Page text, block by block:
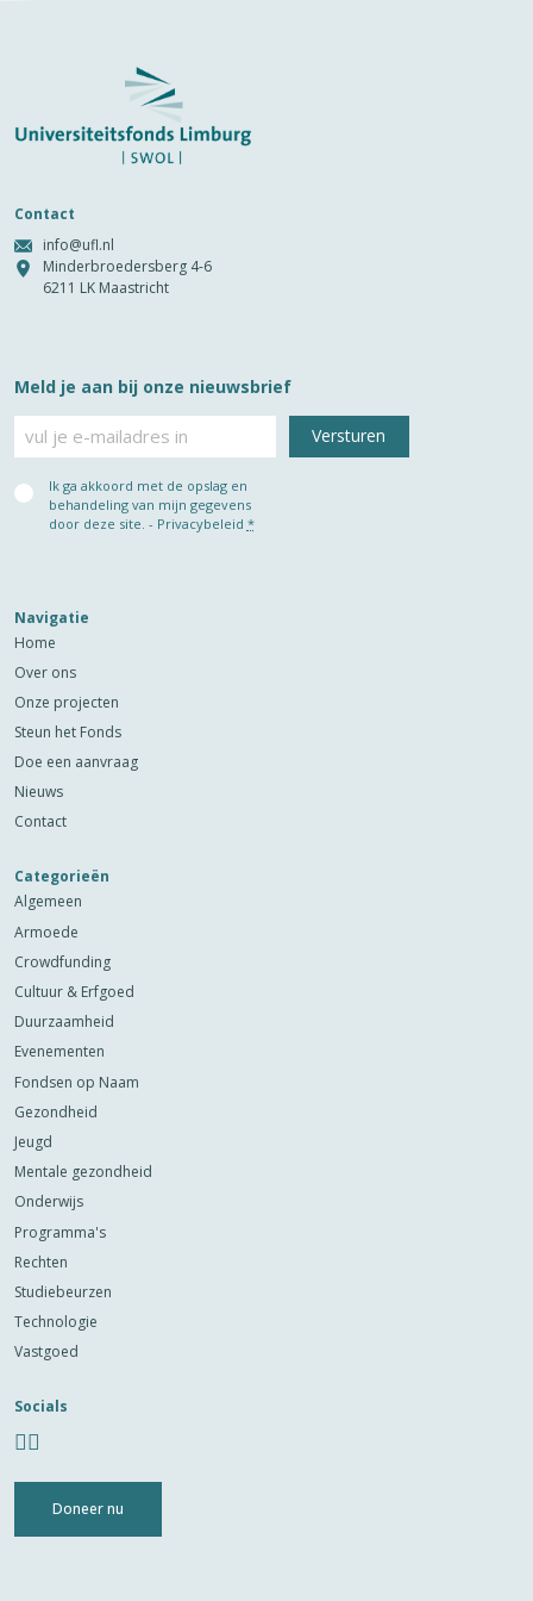
Contact
info@ufl.nl
Minderbroedersberg 4-6
6211 LK Maastricht
Meld je aan bij onze nieuwsbrief
mailadres
Privacy
(Vereist)
Ik ga akkoord met de opslag en
behandeling van mijn gegevens
door deze site. - Privacybeleid *
Navigatie
Home
Over ons
Onze projecten
Steun het Fonds
Doe een aanvraag
Nieuws
Contact
Categorieën
Algemeen
Armoede
Crowdfunding
Cultuur & Erfgoed
Duurzaamheid
Evenementen
Fondsen op Naam
Gezondheid
Jeugd
Mentale gezondheid
Onderwijs
Programma's
Rechten
Studiebeurzen
Technologie
Vastgoed
Socials
Doneer nu